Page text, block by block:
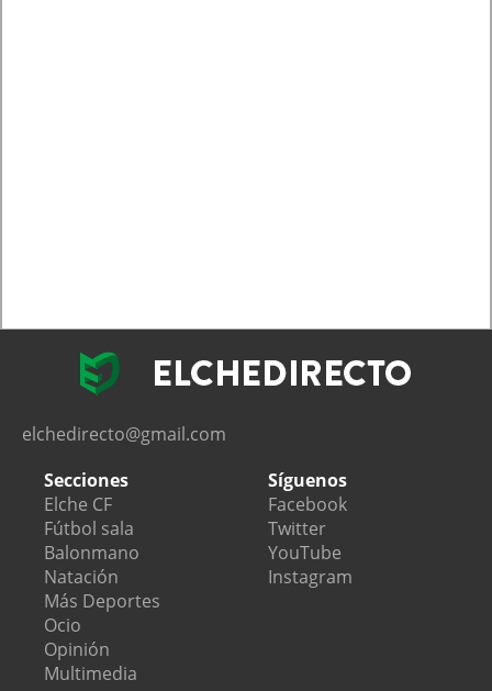
elchedirecto@gmail.com
Secciones
Elche CF
Fútbol sala
Balonmano
Natación
Más Deportes
Ocio
Opinión
Multimedia
Síguenos
Facebook
Twitter
YouTube
Instagram